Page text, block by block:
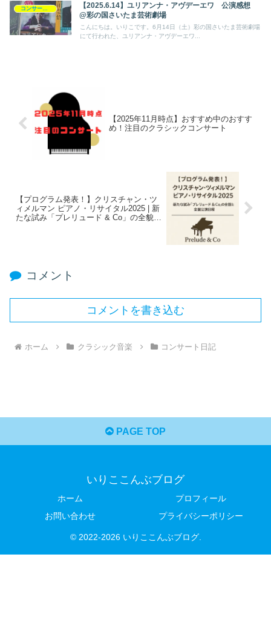
【2025.6.14】ユリアンナ・アヴデーエワ 公演感想
@彩の国さいたま芸術劇場
こんにちは。いりこです。6月14日（土）彩の国さいたま芸術劇場
にて行われた、ユリアンナ・アヴデーエワ...
【2025年11月時点】おすすめ中のおすす
め！注目のクラシックコンサート
【プログラム発表！】クリスチャン・ツ
ィメルマン ピアノ・リサイタル2025 | 新
たな試み「プレリュード & Co」の全貌と
コメント
コメントを書き込む
ホーム クラシック音楽 コンサート日記
PAGE TOP
いりここんぶブログ
ホーム
プロフィール
お問い合わせ
プライバシーポリシー
© 2022-2026 いりここんぶブログ.